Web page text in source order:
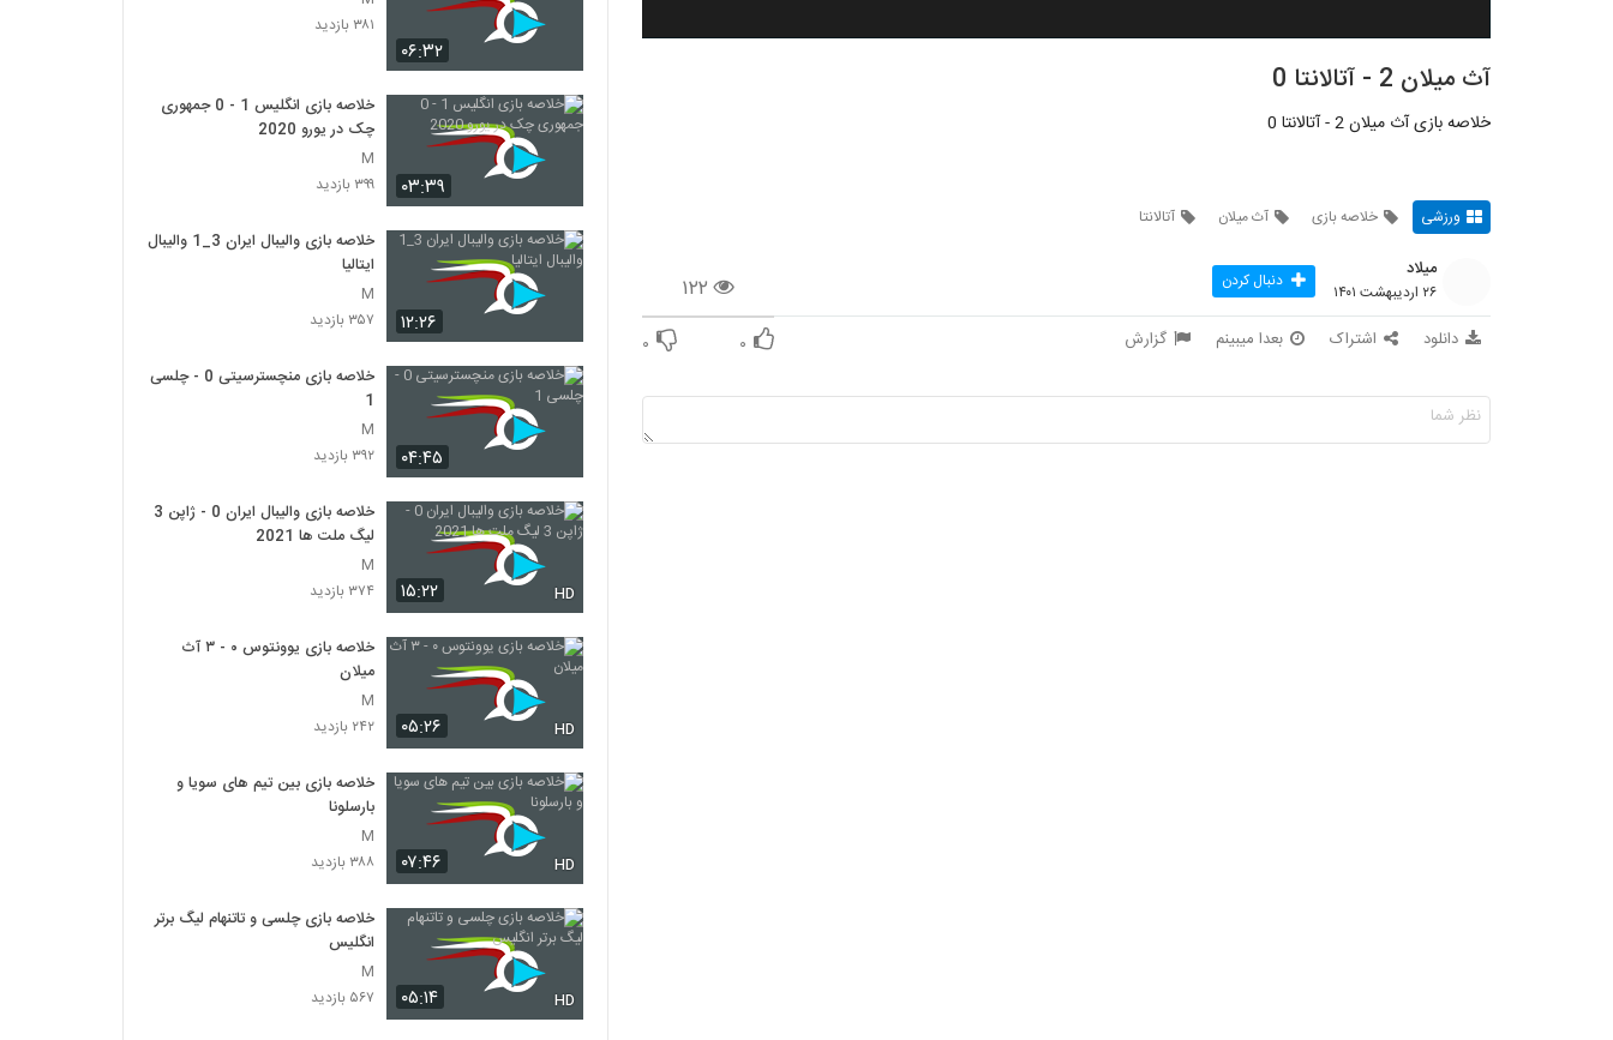
آث میلان 2 - آتالانتا 0
خلاصه بازی آث میلان 2 - آتالانتا 0
ورزشی خلاصه بازی آث میلان آتالانتا
۱۲۲
میلاد
۲۶ اردیبهشت ۱۴۰۱ دنبال کردن
دانلود اشتراک بعدا میبینم گزارش ۰ ۰
۰۶:۳۲
۳۸۱ بازدید
۰۳:۳۹
خلاصه بازی انگلیس 1 - 0 جمهوری
چک در یورو 2020
M
۳۹۹ بازدید
۱۲:۲۶
خلاصه بازی والیبال ایران 3_1 والیبال
ایتالیا
M
۳۵۷ بازدید
۰۴:۴۵
خلاصه بازی منچسترسیتی 0 - چلسی
1
M
۳۹۲ بازدید
۱۵:۲۲ HD
خلاصه بازی والیبال ایران 0 - ژاپن 3
لیگ ملت ها 2021
M
۳۷۴ بازدید
۰۵:۲۶ HD
خلاصه بازی یوونتوس ۰ - ۳ آث
میلان
M
۲۴۲ بازدید
۰۷:۴۶ HD
خلاصه بازی بین تیم های سویا و
بارسلونا
M
۳۸۸ بازدید
۰۵:۱۴ HD
خلاصه بازی چلسی و تاتنهام لیگ برتر
انگلیس
M
۵۶۷ بازدید